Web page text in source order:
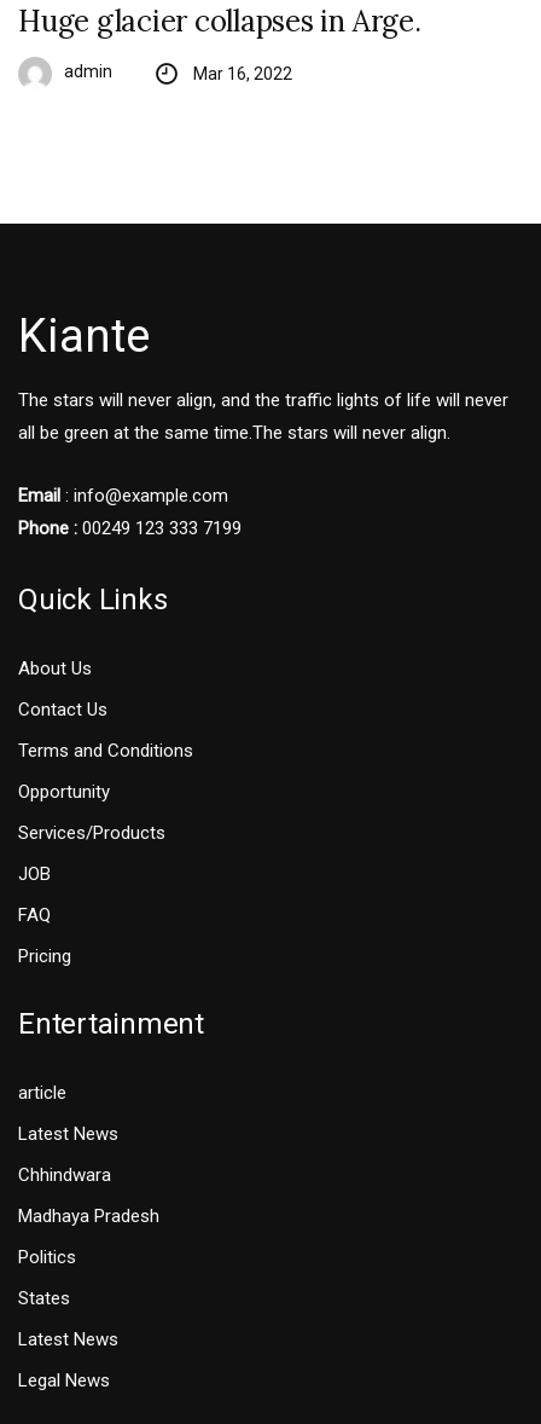
Huge glacier collapses in Arge.
admin Mar 16, 2022
Kiante
The stars will never align, and the traffic lights of life will never
all be green at the same time.The stars will never align.
Email : info@example.com
Phone : 00249 123 333 7199
Quick Links
About Us
Contact Us
Terms and Conditions
Opportunity
Services/Products
JOB
FAQ
Pricing
Entertainment
article
Latest News
Chhindwara
Madhaya Pradesh
Politics
States
Latest News
Legal News